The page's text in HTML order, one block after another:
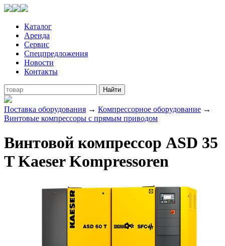
Каталог
Аренда
Сервис
Спецпредложения
Новости
Контакты
Поставка оборудования → Компрессорное оборудование →
Винтовые компрессоры с прямым приводом
Винтовой компрессор ASD 35
T Kaeser Kompressoren